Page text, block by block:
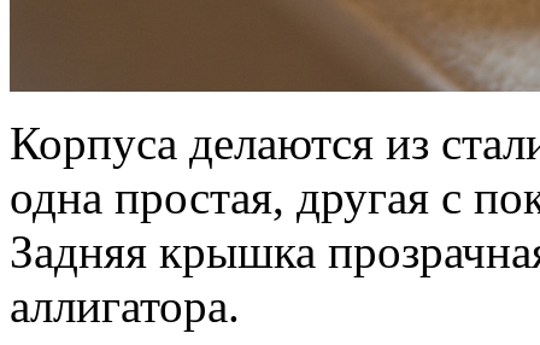
Корпуса делаются из
одна простая, другая с
Задняя крышка
аллигатора.